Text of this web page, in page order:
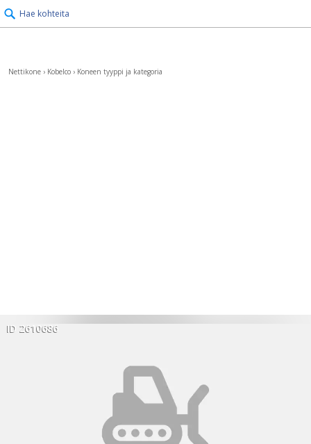
Hae kohteita
Nettikone › Kobelco › Koneen tyyppi ja kategoria
ID 2610686